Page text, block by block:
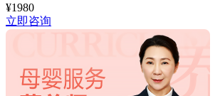
¥1980
立即咨询